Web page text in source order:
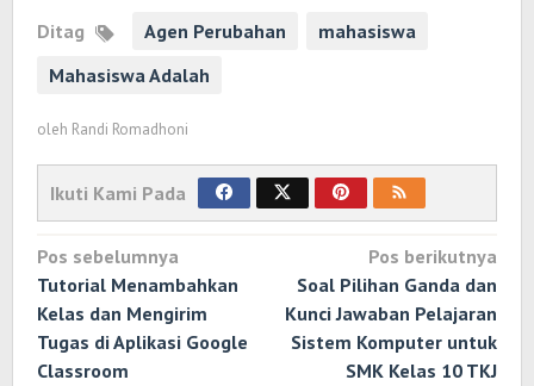
Ditag Agen Perubahan
mahasiswa
Mahasiswa Adalah
oleh Randi Romadhoni
Ikuti Kami Pada
Navigasi
pos
Pos sebelumnya
Tutorial Menambahkan
Kelas dan Mengirim
Tugas di Aplikasi Google
Classroom
Pos berikutnya
Soal Pilihan Ganda dan
Kunci Jawaban Pelajaran
Sistem Komputer untuk
SMK Kelas 10 TKJ